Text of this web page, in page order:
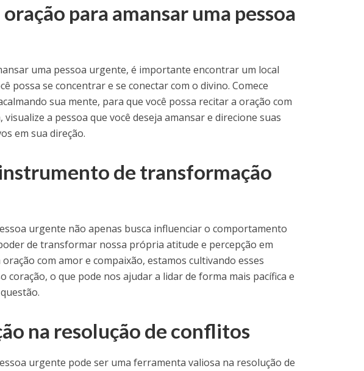
para amansar uma pessoa
uma pessoa urgente, é importante encontrar um local
possa se concentrar e se conectar com o divino. Comece
sua mente, para que você possa recitar a oração com
visualize a pessoa que você deseja amansar e direcione suas
em sua direção.
de transformação
urgente não apenas busca influenciar o comportamento
de transformar nossa própria atitude e percepção em
com amor e compaixão, estamos cultivando esses
coração, o que pode nos ajudar a lidar de forma mais pacífica e
na resolução de conflitos
urgente pode ser uma ferramenta valiosa na resolução de